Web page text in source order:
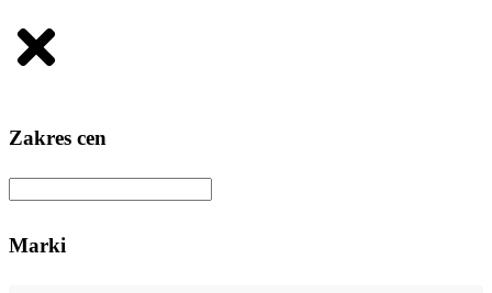
Zakres cen
Marki